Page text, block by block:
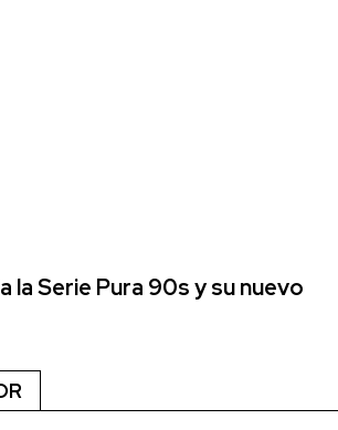
la Serie Pura 90s y su nuevo